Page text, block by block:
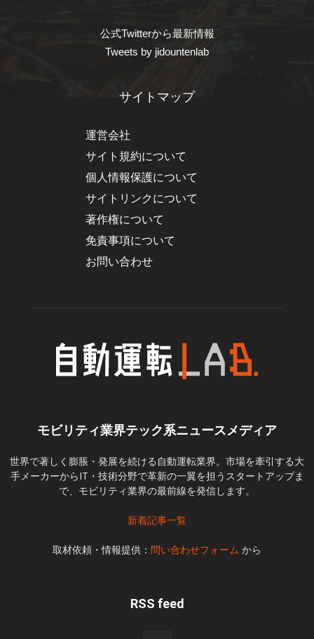
公式Twitterから最新情報
Tweets by jidountenlab
サイトマップ
運営会社
サイト規約について
個人情報保護について
サイトリンクについて
著作権について
免責事項について
お問い合わせ
モビリティ業界テック系ニュースメディア
世界で著しく膨脹・発展を続ける自動運転業界。市場を牽引する大
手メーカーからIT・技術分野で革新の一翼を担うスタートアップま
で、モビリティ業界の最前線を発信します。
新着記事一覧
取材依頼・情報提供： 問い合わせフォーム から
RSS feed